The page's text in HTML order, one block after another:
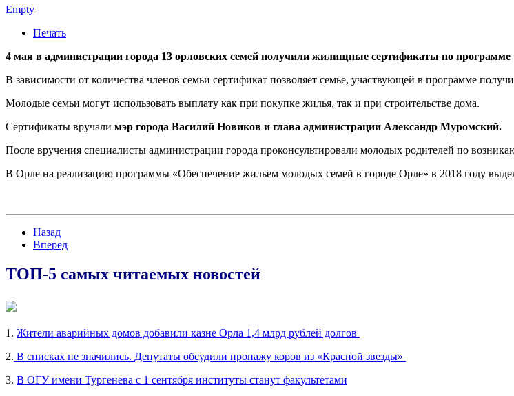
Empty
Печать
4 мая в администрации города 13 орловских семей получили жилищные сертификаты по
В зависимости от количества членов семьи сертификат позволяет семье, участвующей в программе
Молодые семьи могут использовать выплату как при покупке жилья, так и при строительстве дома.
Сертификаты вручали мэр города Василий Новиков и глава администрации Александр Муромский.
После вручения специалисты администрации города проконсультировали молодых родителей по
В Орле на реализацию программы «Обеспечение жильем молодых семей в городе Орле» в 2018 году
Назад
Вперед
ТОП-5 самых читаемых новостей
1. Жители аварийных домов добавили казне Орла 1,4 млрд рублей долгов
2. В списках не значились. Депутаты обсудили пропажу коров из «Красной звезды»
3. В ОГУ имени Тургенева с 1 сентября институты станут факультетами